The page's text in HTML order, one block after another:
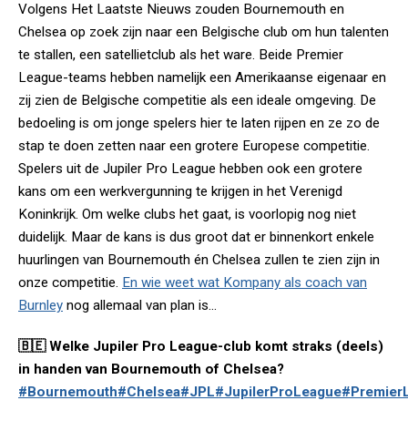
Volgens Het Laatste Nieuws zouden Bournemouth en
Chelsea op zoek zijn naar een Belgische club om hun talenten
te stallen, een satellietclub als het ware. Beide Premier
League-teams hebben namelijk een Amerikaanse eigenaar en
zij zien de Belgische competitie als een ideale omgeving. De
bedoeling is om jonge spelers hier te laten rijpen en ze zo de
stap te doen zetten naar een grotere Europese competitie.
Spelers uit de Jupiler Pro League hebben ook een grotere
kans om een werkvergunning te krijgen in het Verenigd
Koninkrijk. Om welke clubs het gaat, is voorlopig nog niet
duidelijk. Maar de kans is dus groot dat er binnenkort enkele
huurlingen van Bournemouth én Chelsea zullen te zien zijn in
onze competitie. En wie weet wat Kompany als coach van
Burnley nog allemaal van plan is...
🇧🇪 Welke Jupiler Pro League-club komt straks (deels)
in handen van Bournemouth of Chelsea?
#Bournemouth#Chelsea#JPL#JupilerProLeague